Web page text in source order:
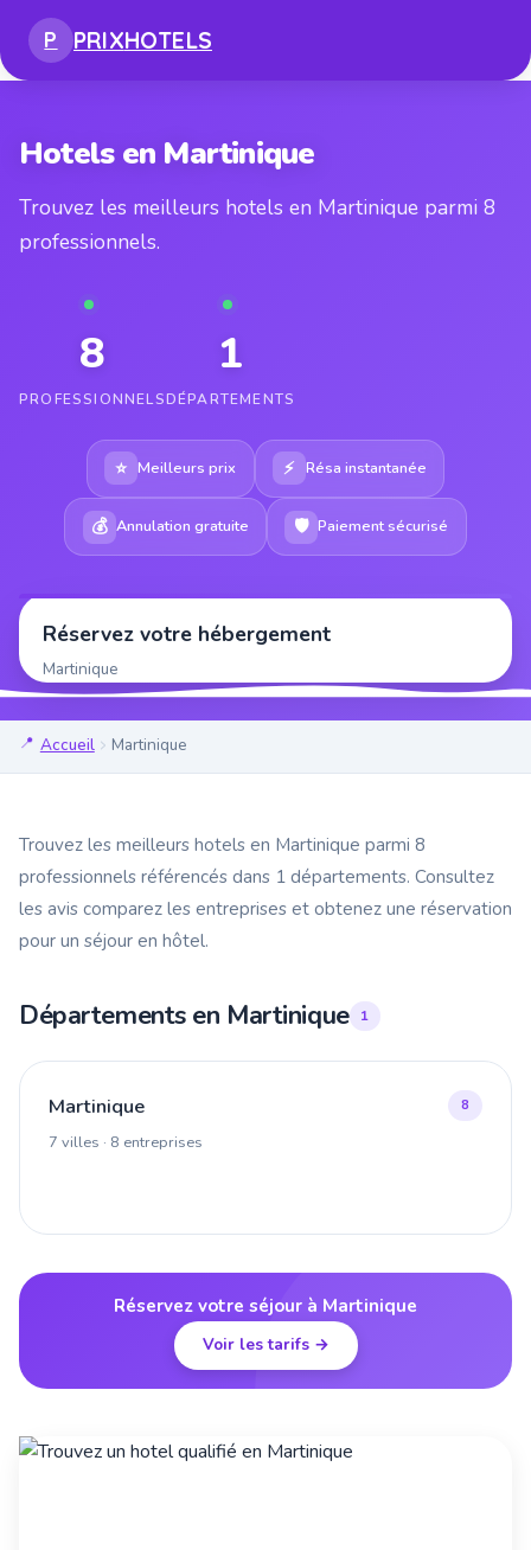
P PRIXHOTELS
Hotels en Martinique
Trouvez les meilleurs hotels en Martinique parmi 8
professionnels.
8
PROFESSIONNELS
1
DÉPARTEMENTS
⭐ Meilleurs prix ⚡ Résa instantanée
💰 Annulation gratuite 🛡 Paiement sécurisé
Réservez votre hébergement
Martinique
Accueil Martinique
Trouvez les meilleurs hotels en Martinique parmi 8
professionnels référencés dans 1 départements. Consultez
les avis comparez les entreprises et obtenez une réservation
pour un séjour en hôtel.
Départements en Martinique 1
Martinique
7 villes · 8 entreprises
8
Réservez votre séjour à Martinique
Voir les tarifs →